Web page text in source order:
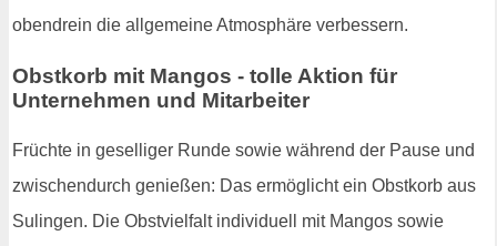
obendrein die allgemeine Atmosphäre verbessern.
Obstkorb mit Mangos - tolle Aktion für
Unternehmen und Mitarbeiter
Früchte in geselliger Runde sowie während der Pause und
zwischendurch genießen: Das ermöglicht ein Obstkorb aus
Sulingen. Die Obstvielfalt individuell mit Mangos sowie